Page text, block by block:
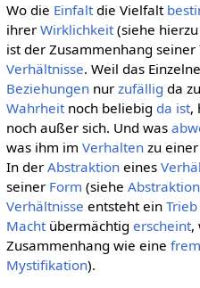
Wo die Einfaltdie Vielfalt
ihrer Wirklichkeit(siehe hierzu
ist der Zusammenhang seiner
Verhältnisse. Weil das
Beziehungennur zufällig da
Wahrheitnoch beliebig da ist,
noch außer sich. Und was
was ihm im Verhaltenzu einer
In der Abstraktioneines
seiner Form (siehe
Verhältnisse entsteht ein Trieb
Machtübermächtig erscheint,
Zusammenhang wie eine
Mystifikation).